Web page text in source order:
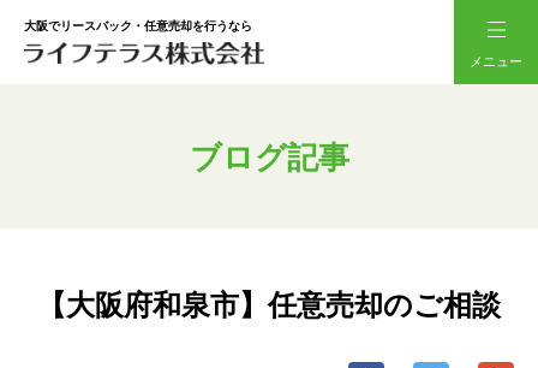
大阪でリースバック・任意売却を行うなら
メニュー
ブログ記事
【大阪府和泉市】任意売却のご相談